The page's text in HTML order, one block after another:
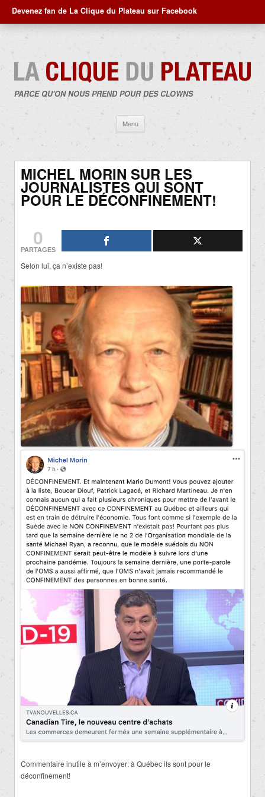
Devenez fan de La Clique du Plateau sur Facebook
PARCE QU'ON NOUS PREND POUR DES CLOWNS
Menu
contenu
MICHEL MORIN SUR LES
JOURNALISTES QUI SONT
POUR LE DÉCONFINEMENT!
0
PARTAGES
Selon lui, ça n’existe pas!
Commentaire inutile à m’envoyer: à Québec ils sont pour le
déconfinement!